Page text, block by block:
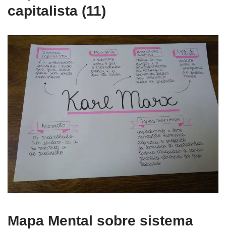
capitalista (11)
Mapa Mental sobre sistema